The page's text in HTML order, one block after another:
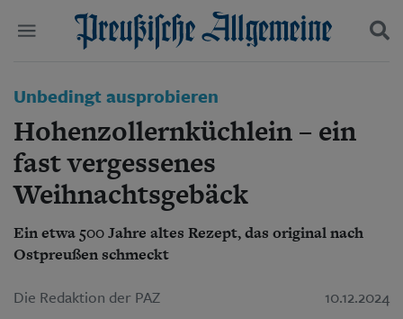
Politik
Wirtschaft
Panorama
Gesellschaft
Leben
Geschichte
Ostpreußen
Pommern
Suchen und finden
Unbedingt ausprobieren
Hohenzollernküchlein – ein
fast vergessenes
Weihnachtsgebäck
Ein etwa 500 Jahre altes Rezept, das original nach
Ostpreußen schmeckt
Die Redaktion der PAZ 10.12.2024